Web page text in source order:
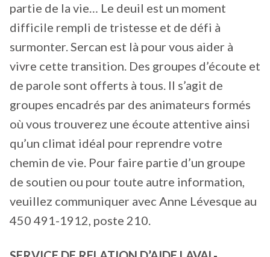
partie de la vie… Le deuil est un moment
difficile rempli de tristesse et de défi à
surmonter. Sercan est là pour vous aider à
vivre cette transition. Des groupes d’écoute et
de parole sont offerts à tous. Il s’agit de
groupes encadrés par des animateurs formés
où vous trouverez une écoute attentive ainsi
qu’un climat idéal pour reprendre votre
chemin de vie. Pour faire partie d’un groupe
de soutien ou pour toute autre information,
veuillez communiquer avec Anne Lévesque au
450 491-1912, poste 210.